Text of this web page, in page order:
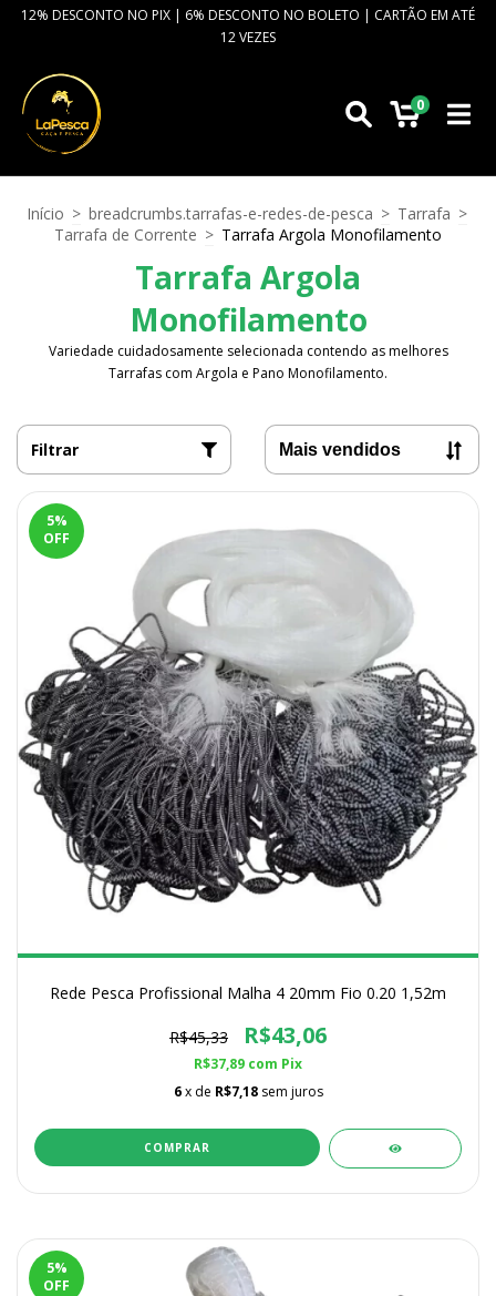
12% DESCONTO NO PIX | 6% DESCONTO NO BOLETO | CARTÃO EM ATÉ
12 VEZES
0
Início > breadcrumbs.tarrafas-e-redes-de-pesca > Tarrafa >
Tarrafa de Corrente > Tarrafa Argola Monofilamento
Tarrafa Argola
Monofilamento
Variedade cuidadosamente selecionada contendo as melhores
Tarrafas com Argola e Pano Monofilamento.
Filtrar
5%
OFF
Rede Pesca Profissional Malha 4 20mm Fio 0.20 1,52m
R$45,33 R$43,06
R$37,89 com Pix
6 x de R$7,18 sem juros
COMPRAR
5%
OFF